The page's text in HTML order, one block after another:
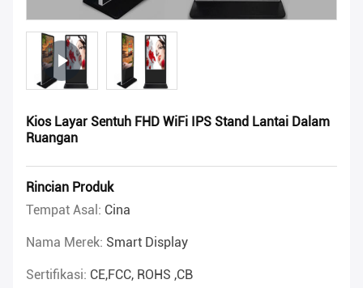
Kios Layar Sentuh FHD WiFi IPS Stand Lantai Dalam
Ruangan
Rincian Produk
Tempat Asal: Cina
Nama Merek: Smart Display
Sertifikasi: CE,FCC, ROHS ,CB